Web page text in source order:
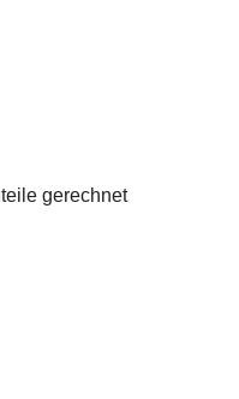
gerechnet